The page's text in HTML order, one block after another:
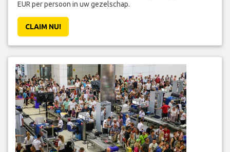
EUR per persoon in uw gezelschap.
CLAIM NU!